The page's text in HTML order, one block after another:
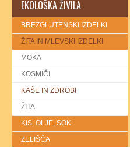
EKOLOŠKA ŽIVILA
BREZGLUTENSKI IZDELKI
ŽITA IN MLEVSKI IZDELKI
MOKA
KOSMIČI
KAŠE IN ZDROBI
ŽITA
KIS, OLJE, SOK
ZELIŠČA